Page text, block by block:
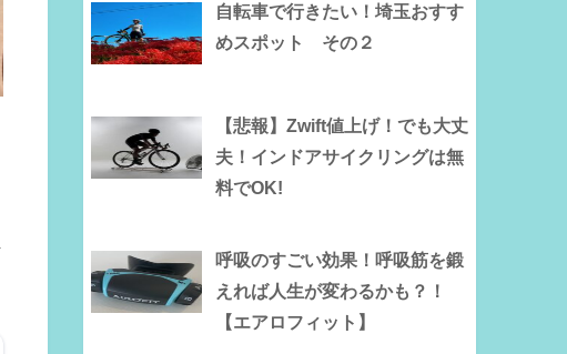
自転車で行きたい！埼玉おすす
めスポット その２
【悲報】Zwift値上げ！でも大丈
夫！インドアサイクリングは無
料でOK!
呼吸のすごい効果！呼吸筋を鍛
えれば人生が変わるかも？！
【エアロフィット】